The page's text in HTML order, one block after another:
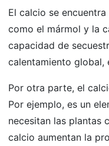
El calcio se
como el mármol y la
capacidad de
calentamiento global,
Por otra parte, el
Por ejemplo, es un
necesitan las plantas
calcio aumentan la